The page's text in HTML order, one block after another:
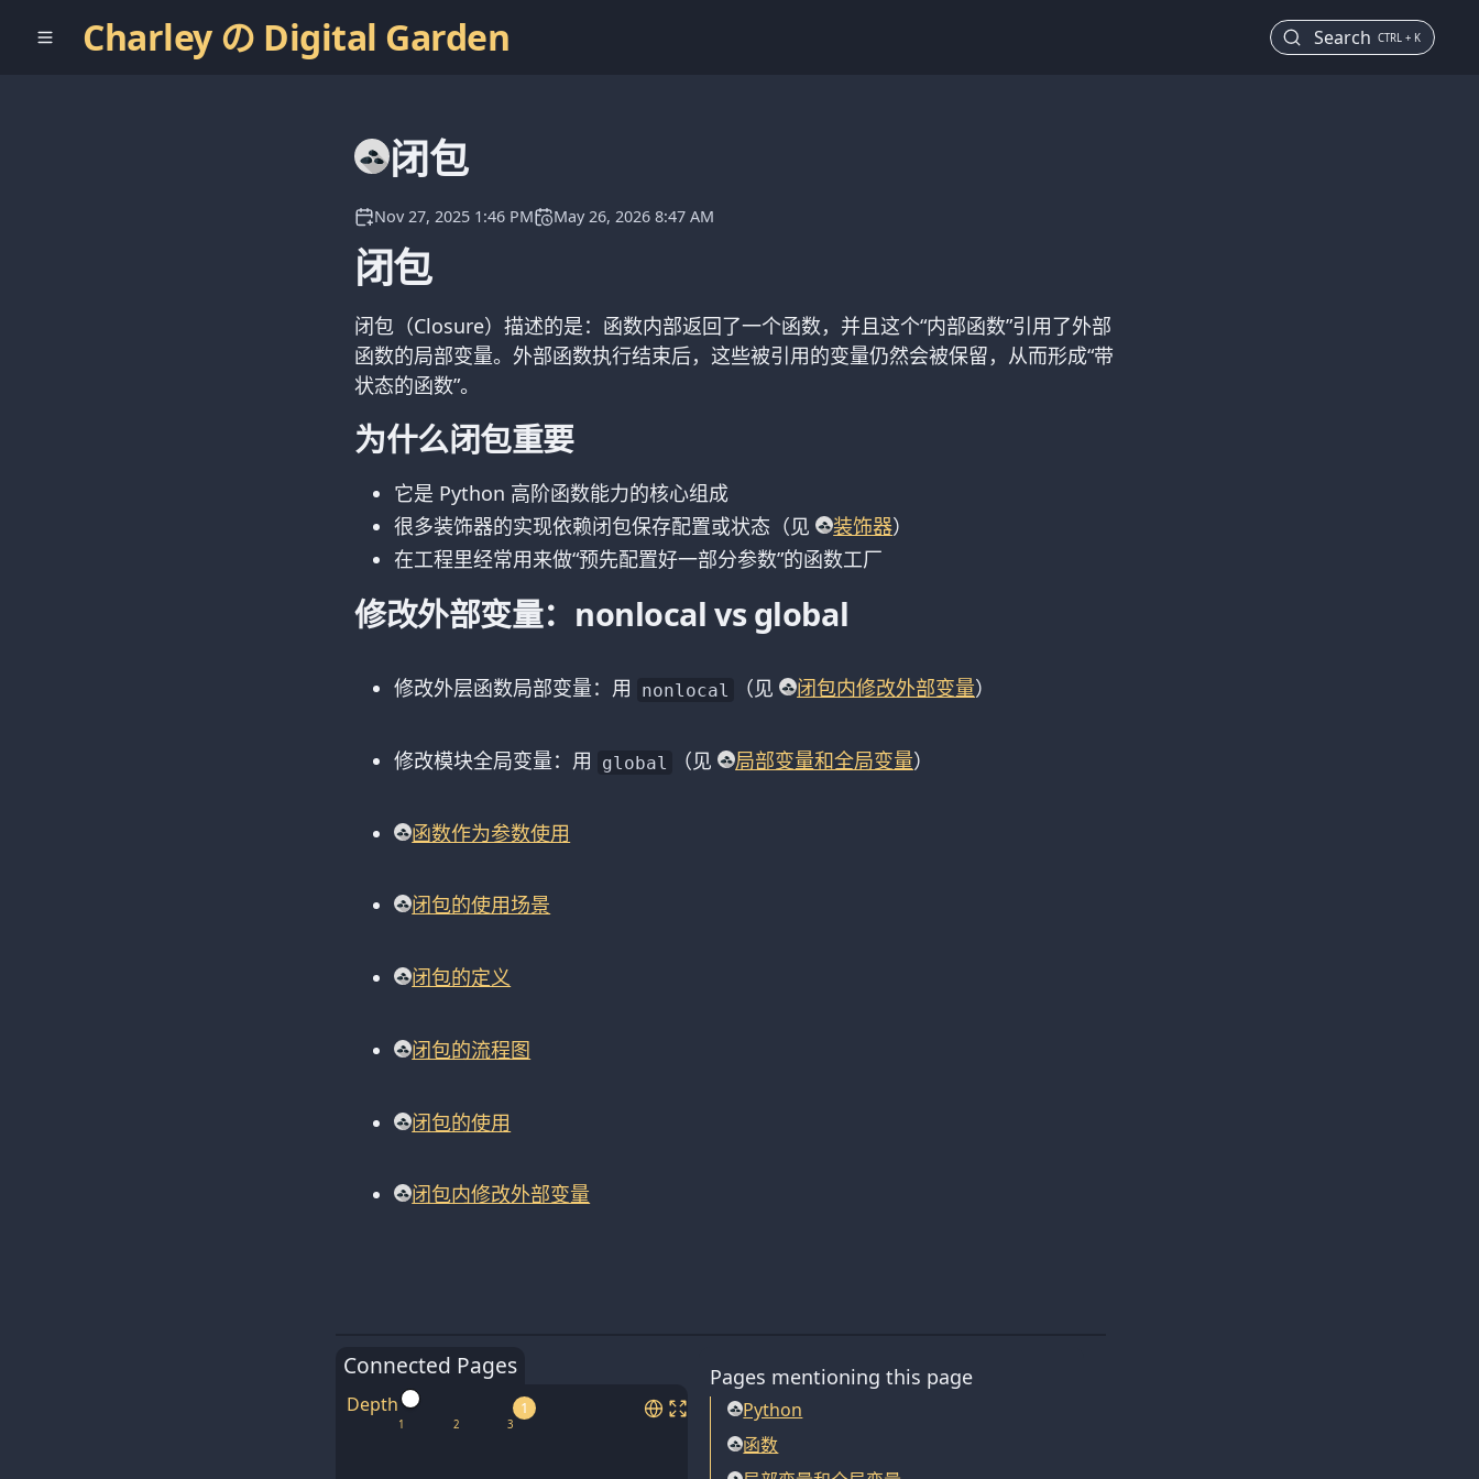
Charley の Digital Garden Search CTRL + K
闭包
Nov 27, 2025 1:46 PM May 26, 2026 8:47 AM
闭包
闭包（Closure）描述的是：函数内部返回了一个函数，并且这个“内部函数”引用了外部
函数的局部变量。外部函数执行结束后，这些被引用的变量仍然会被保留，从而形成“带
状态的函数”。
为什么闭包重要
它是 Python 高阶函数能力的核心组成
很多装饰器的实现依赖闭包保存配置或状态（见
装饰器）
在工程里经常用来做“预先配置好一部分参数”的函数工厂
修改外部变量：nonlocal vs global
修改外层函数局部变量：用 nonlocal （见 闭包内修改外部变量）
修改模块全局变量：用 global （见 局部变量和全局变量）
函数作为参数使用
闭包的使用场景
闭包的定义
闭包的流程图
闭包的使用
闭包内修改外部变量
Connected Pages
Depth 1
Pages mentioning this page
Python
函数